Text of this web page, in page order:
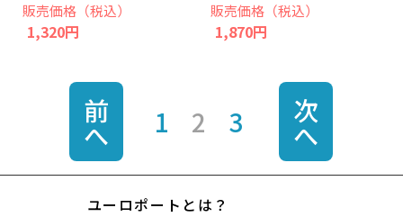
販売価格（税込）
1,320円
販売価格（税込）
1,870円
前
へ 1 2 3 次
へ
ユーロポートとは？